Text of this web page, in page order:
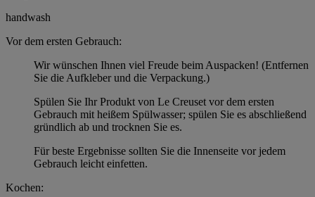
handwash
Vor dem ersten Gebrauch:
Wir wünschen Ihnen viel Freude beim Auspacken! (Entfernen
Sie die Aufkleber und die Verpackung.)
Spülen Sie Ihr Produkt von Le Creuset vor dem ersten
Gebrauch mit heißem Spülwasser; spülen Sie es abschließend
gründlich ab und trocknen Sie es.
Für beste Ergebnisse sollten Sie die Innenseite vor jedem
Gebrauch leicht einfetten.
Kochen: